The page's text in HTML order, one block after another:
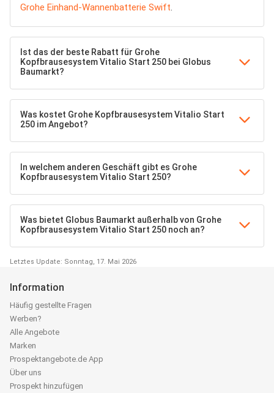
Grohe Einhand-Wannenbatterie Swift.
Ist das der beste Rabatt für Grohe
Kopfbrausesystem Vitalio Start 250 bei Globus
Baumarkt?
Was kostet Grohe Kopfbrausesystem Vitalio Start
250 im Angebot?
In welchem anderen Geschäft gibt es Grohe
Kopfbrausesystem Vitalio Start 250?
Was bietet Globus Baumarkt außerhalb von Grohe
Kopfbrausesystem Vitalio Start 250 noch an?
Letztes Update: Sonntag, 17. Mai 2026
Information
Häufig gestellte Fragen
Werben?
Alle Angebote
Marken
Prospektangebote.de App
Über uns
Prospekt hinzufügen